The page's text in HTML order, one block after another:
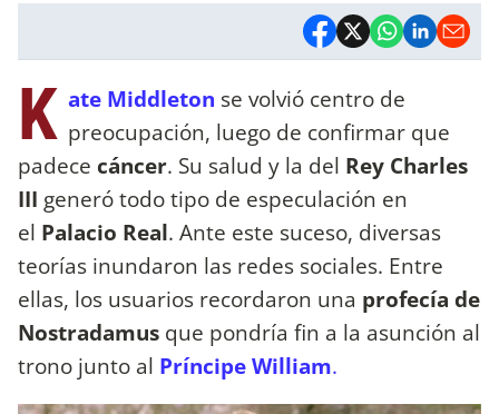
K ate Middleton se volvió centro de
preocupación, luego de confirmar que
padece cáncer. Su salud y la del Rey Charles
III generó todo tipo de especulación en
el Palacio Real. Ante este suceso, diversas
teorías inundaron las redes sociales. Entre
ellas, los usuarios recordaron una profecía de
Nostradamus que pondría fin a la asunción al
trono junto al Príncipe William.